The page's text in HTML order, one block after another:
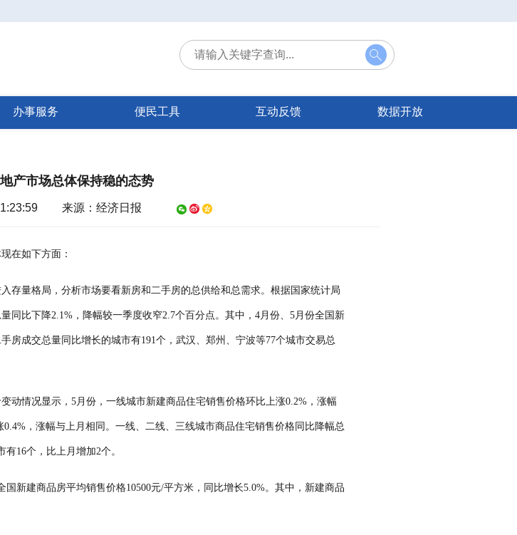
办事服务 便民工具 互动反馈 数据开放
产市场总体保持稳的态势
来源：经济日报   
在如下方面：
存量格局，分析市场要看新房和二手房的总供给和总需求。根据国家统计局
同比下降2.1%，降幅较一季度收窄2.7个百分点。其中，4月份、5月份全国新
房成交总量同比增长的城市有191个，武汉、郑州、宁波等77个城市交易总
动情况显示，5月份，一线城市新建商品住宅销售价格环比上涨0.2%，涨幅
，涨幅与上月相同。一线、二线、三线城市商品住宅销售价格同比降幅总
16个，比上月增加2个。
新建商品房平均销售价格10500元/平方米，同比增长5.0%。其中，新建商品